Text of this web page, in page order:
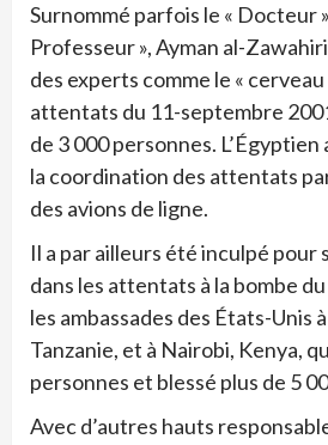
Surnommé parfois le « Docteur
Professeur », Ayman al-
des experts comme le «
attentats du 11-septembre
de 3 000 personnes.
la coordination des attentats
des avions de ligne.
Il a par ailleurs été inculpé pour
dans les attentats à la bombe
les ambassades des États-Unis
Tanzanie, et à Nairobi, Kenya,
personnes et blessé plus de 5
Avec d’autres hauts